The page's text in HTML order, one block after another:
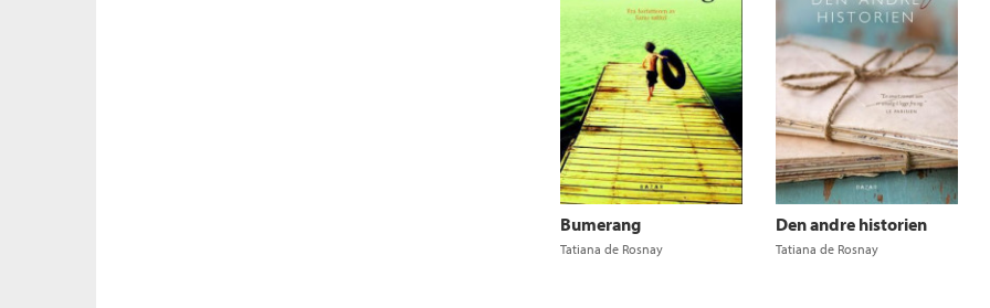
Bumerang
Tatiana de Rosnay
Den andre historien
Tatiana de Rosnay